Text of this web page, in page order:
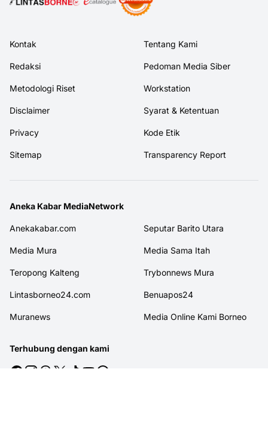
Kontak Tentang Kami
Redaksi Pedoman Media Siber
Metodologi Riset Workstation
Disclaimer Syarat & Ketentuan
Privacy Kode Etik
Sitemap Transparency Report
Aneka Kabar MediaNetwork
Anekakabar.com Seputar Barito Utara
Media Mura Media Sama Itah
Teropong Kalteng Trybonnews Mura
Lintasborneo24.com Benuapos24
Muranews Media Online Kami Borneo
Terhubung dengan kami